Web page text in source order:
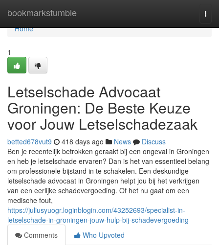
bookmarkstumble
Home
Home
1
Letselschade Advocaat
Groningen: De Beste Keuze
voor Jouw Letselschadezaak
betted678vut9 418 days ago News
Discuss
Ben je recentelijk betrokken geraakt bij een ongeval in Groningen
en heb je letselschade ervaren? Dan is het van essentieel belang
om professionele bijstand in te schakelen. Een deskundige
letselschade advocaat in Groningen helpt jou bij het verkrijgen
van een eerlijke schadevergoeding. Of het nu gaat om een
medische fout,
https://juliusyuogr.loginblogin.com/43252693/specialist-in-
letselschade-in-groningen-jouw-hulp-bij-schadevergoeding
Comments
Who Upvoted